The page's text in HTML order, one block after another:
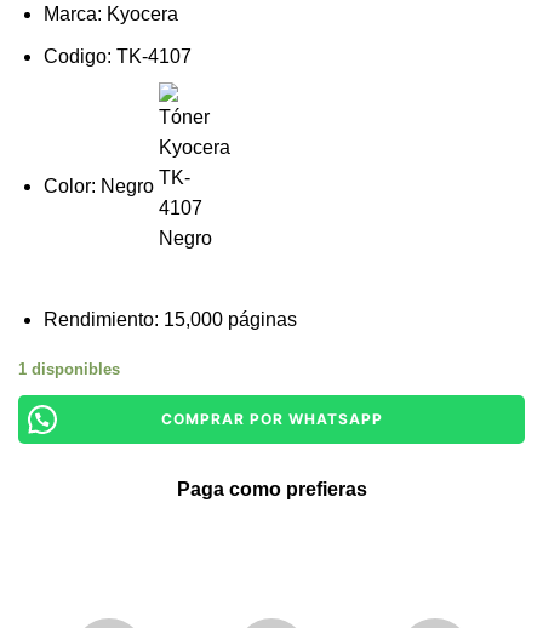
Marca: Kyocera
Codigo: TK-4107
Color: Negro
Rendimiento: 15,000 páginas
1 disponibles
COMPRAR POR WHATSAPP
Paga como prefieras